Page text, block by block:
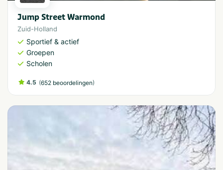
Jump Street Warmond
Zuid-Holland
Sportief & actief
Groepen
Scholen
4.5 (652 beoordelingen)